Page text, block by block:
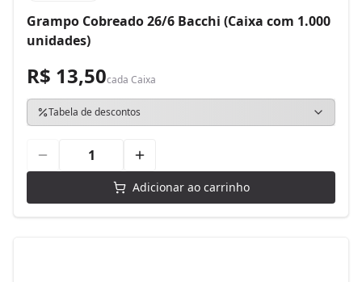
Grampo Cobreado 26/6 Bacchi (Caixa com 1.000
unidades)
R$ 13,50cada Caixa
Tabela de descontos
Adicionar ao carrinho